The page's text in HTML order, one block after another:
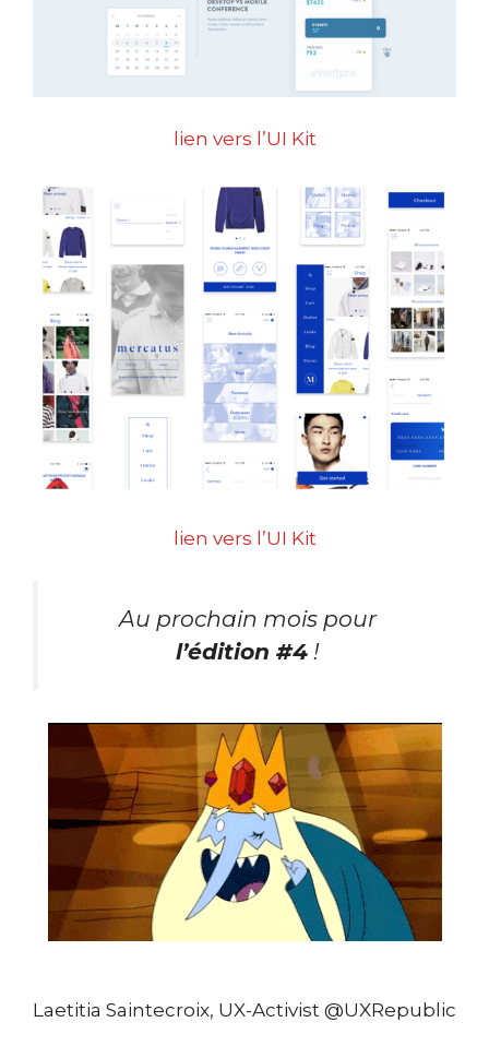
lien vers l’UI Kit
lien vers l’UI Kit
Au prochain mois pour
l’édition #4 !
Laetitia Saintecroix, UX-Activist @UXRepublic